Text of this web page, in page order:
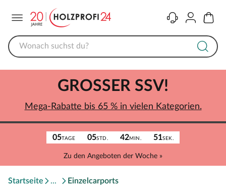
KontaktKonto
05TAGE 05STD. 42MIN. 51SEK.
Zu den Angeboten der Woche »
GROSSER SSV!
Mega-Rabatte bis 65 % in vielen Kategorien.
Startseite Einzelcarports